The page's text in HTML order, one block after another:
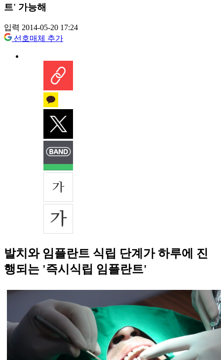
트' 가능해
입력 2014-05-20 17:24
선호매체 추가
발치와 임플란트 식립 단계가 하루에 진
행되는 '즉시식립 임플란트'